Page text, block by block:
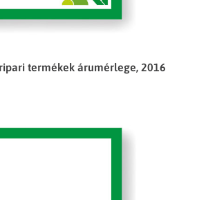
termékek árumérlege, 2016